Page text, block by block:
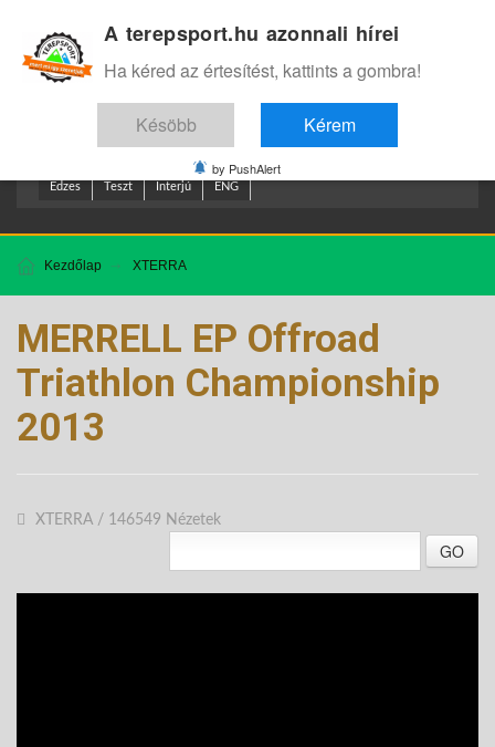
Edzes Teszt Interjú ENG
Kezdőlap XTERRA
MERRELL EP Offroad
Triathlon Championship
2013
XTERRA / 146549 Nézetek
GO
A terepsport.hu azonnali hírei
Ha kéred az értesítést, kattints a gombra!
Késöbb Kérem
by PushAlert